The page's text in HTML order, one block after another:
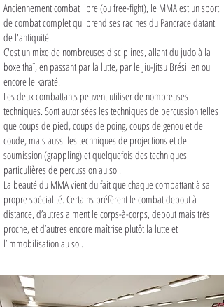
Anciennement combat libre (ou free-fight), le MMA est un sport
de combat complet qui prend ses racines du Pancrace datant
de l'antiquité.
C'est un mixe de nombreuses disciplines, allant du judo à la
boxe thaï, en passant par la lutte, par le Jiu-Jitsu Brésilien ou
encore le karaté.
Les deux combattants peuvent utiliser de nombreuses
techniques. Sont autorisées les techniques de percussion telles
que coups de pied, coups de poing, coups de genou et de
coude, mais aussi les techniques de projections et de
soumission (grappling) et quelquefois des techniques
particulières de percussion au sol.
La beauté du MMA vient du fait que chaque combattant à sa
propre spécialité. Certains préfèrent le combat debout à
distance, d’autres aiment le corps-à-corps, debout mais très
proche, et d’autres encore maîtrise plutôt la lutte et
l’immobilisation au sol.